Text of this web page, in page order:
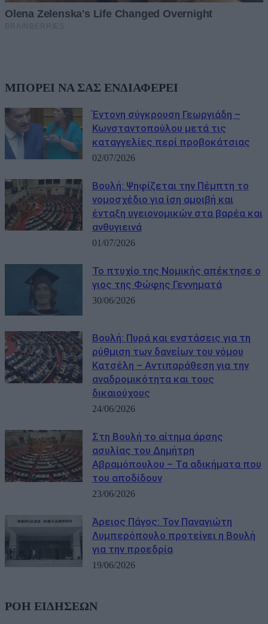
ΜΠΟΡΕΙ ΝΑ ΣΑΣ ΕΝΔΙΑΦΕΡΕΙ
Έντονη σύγκρουση Γεωργιάδη –
Κωνσταντοπούλου μετά τις
καταγγελίες περί προβοκάτσιας
02/07/2026
Βουλή: Ψηφίζεται την Πέμπτη το
νομοσχέδιο για ίση αμοιβή και
ένταξη υγειονομικών στα βαρέα και
ανθυγιεινά
01/07/2026
Το πτυχίο της Νομικής απέκτησε ο
γιος της Φώφης Γεννηματά
30/06/2026
Βουλή: Πυρά και ενστάσεις για τη
ρύθμιση των δανείων του νόμου
Κατσέλη – Αντιπαράθεση για την
αναδρομικότητα και τους
δικαιούχους
24/06/2026
Στη Βουλή το αίτημα άρσης
ασυλίας του Δημήτρη
Αβραμόπουλου – Τα αδικήματα που
του αποδίδουν
23/06/2026
Άρειος Πάγος: Τον Παναγιώτη
Λυμπερόπουλο προτείνει η Βουλή
για την προεδρία
19/06/2026
ΡΟΗ ΕΙΔΗΣΕΩΝ